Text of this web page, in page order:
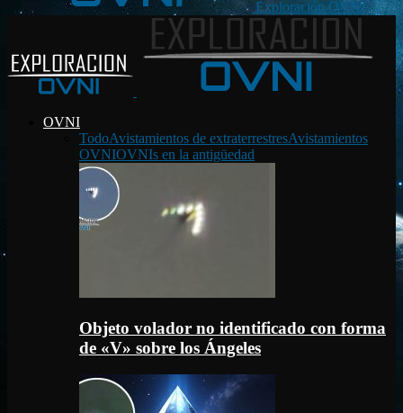
Exploración OVNI
OVNI
TodoAvistamientos de extraterrestresAvistamientos
OVNIOVNIs en la antigüedad
Objeto volador no identificado con forma
de «V» sobre los Ángeles